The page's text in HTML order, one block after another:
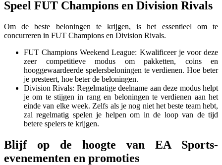
Speel FUT Champions en Division Rivals
Om de beste beloningen te krijgen, is het essentieel om te
concurreren in FUT Champions en Division Rivals.
FUT Champions Weekend League: Kwalificeer je voor deze
zeer competitieve modus om pakketten, coins en
hooggewaardeerde spelersbeloningen te verdienen. Hoe beter
je presteert, hoe beter de beloningen.
Division Rivals: Regelmatige deelname aan deze modus helpt
je om te stijgen in rang en beloningen te verdienen aan het
einde van elke week. Zelfs als je nog niet het beste team hebt,
zal regelmatig spelen je helpen om in de loop van de tijd
betere spelers te krijgen.
Blijf op de hoogte van EA Sports-
evenementen en promoties